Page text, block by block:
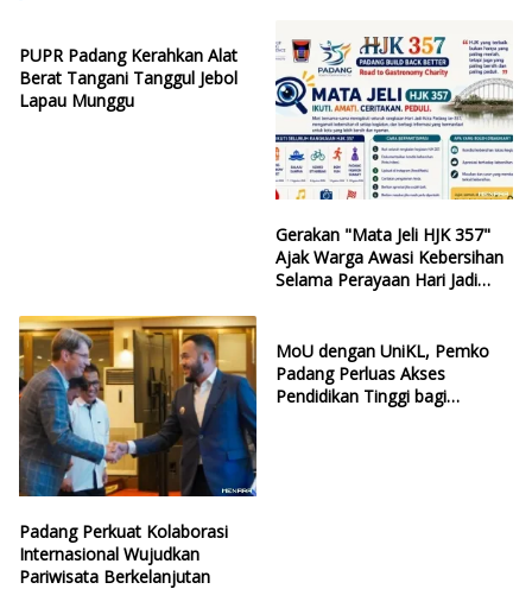
PUPR Padang Kerahkan Alat
Berat Tangani Tanggul Jebol
Lapau Munggu
Gerakan "Mata Jeli HJK 357"
Ajak Warga Awasi Kebersihan
Selama Perayaan Hari Jadi
Padang Perkuat Kolaborasi
Internasional Wujudkan
Pariwisata Berkelanjutan
MoU dengan UniKL, Pemko
Padang Perluas Akses
Pendidikan Tinggi bagi